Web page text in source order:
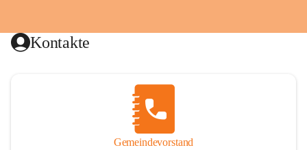
Kontakte
Gemeindevorstand